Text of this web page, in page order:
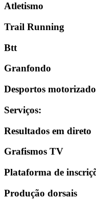
Atletismo
Trail Running
Btt
Granfondo
Desportos
Serviços:
Resultados em direto
Grafismos TV
Plataforma de
Produção dorsais